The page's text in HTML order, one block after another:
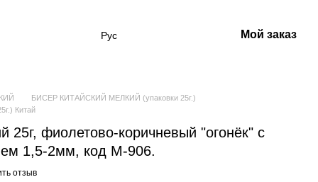
Рус Мой заказ
БИСЕР КИТАЙСКИЙ МЕЛКИЙ (упаковки 25г.)
Китай
25г, фиолетово-коричневый "огонёк" с
1,5-2мм, код М-906.
отзыв